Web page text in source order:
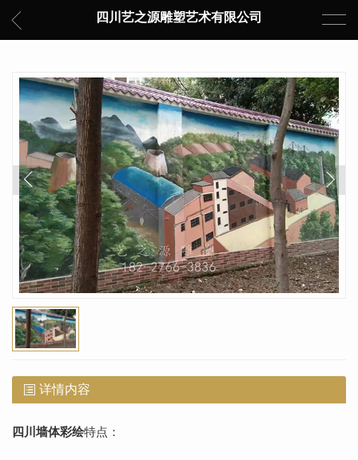
四川艺之源雕塑艺术有限公司
详情内容
四川墙体彩绘特点：